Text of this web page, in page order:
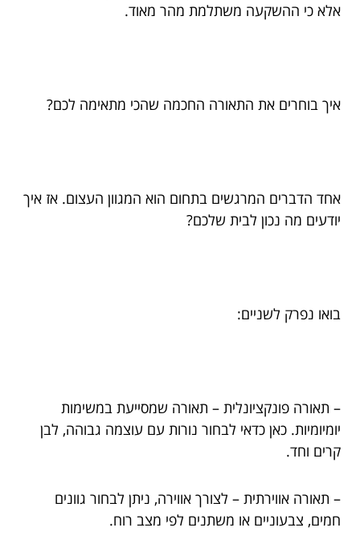
אלא כי ההשקעה משתלמת מהר מאוד.
איך בוחרים את התאורה החכמה שהכי מתאימה לכם?
אחד הדברים המרגשים בתחום הוא המגוון העצום. אז איך
יודעים מה נכון לבית שלכם?
בואו נפרק לשניים:
– תאורה פונקציונלית – תאורה שמסייעת במשימות
יומיומיות. כאן כדאי לבחור נורות עם עוצמה גבוהה, לבן
קרים וחד.
– תאורה אווירתית – לצורך אווירה, ניתן לבחור גוונים
חמים, צבעוניים או משתנים לפי מצב רוח.